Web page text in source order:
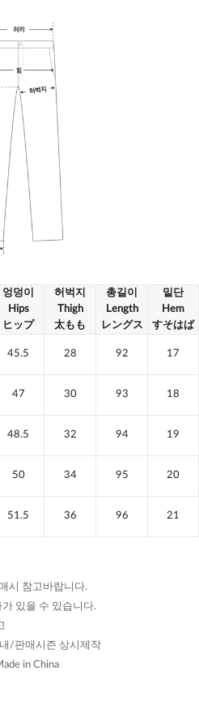
엉덩이
Hips
ヒップ
허벅지
Thigh
太もも
총길이
Length
レングス
밑단
Hem
すそはば
45.5 28 92 17
47 30 93 18
48.5 32 94 19
50 34 95 20
51.5 36 96 21
시 참고바랍니다.
있을 수 있습니다.
/판매시즌 상시제작
in China